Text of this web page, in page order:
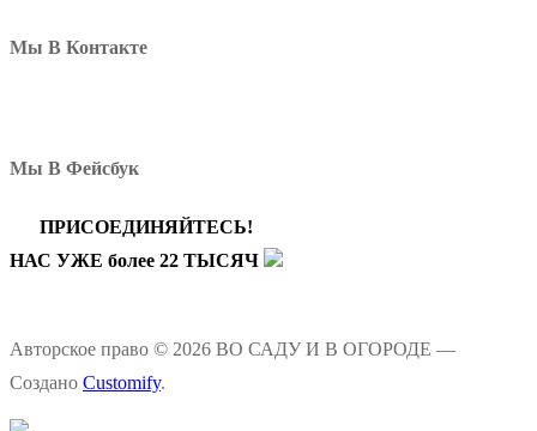
Мы В Контакте
Мы В Фейсбук
ПРИСОЕДИНЯЙТЕСЬ!
НАС УЖЕ более 22 ТЫСЯЧ
Авторское право © 2026 ВО САДУ И В ОГОРОДЕ —
Создано Customify.